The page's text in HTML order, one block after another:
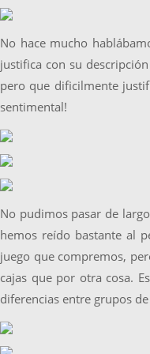
No hace mucho
justifica con su
pero que dificilmente
sentimental!
No pudimos pasar de
hemos reído bastante al
juego que compremos,
cajas que por otra cosa.
diferencias entre grupos